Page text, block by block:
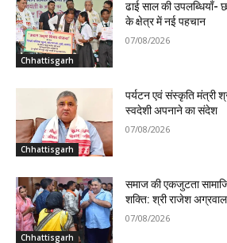
Chhattisgarh
ढाई साल की उपलब्धियाँ-
के क्षेत्र में नई पहचान
07/08/2026
Chhattisgarh
पर्यटन एवं संस्कृति मंत्री
स्वदेशी अपनाने का संदेश
07/08/2026
Chhattisgarh
समाज की एकजुटता
शक्ति: श्री राजेश अग्रवाल
07/08/2026